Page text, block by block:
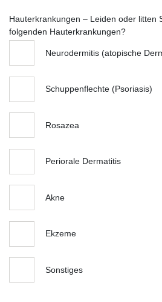
Hauterkrankungen – Leiden oder litten
folgenden Hauterkrankungen?
Neurodermitis (atopische
Schuppenflechte (Psoriasis)
Rosazea
Periorale Dermatitis
Akne
Ekzeme
Sonstiges